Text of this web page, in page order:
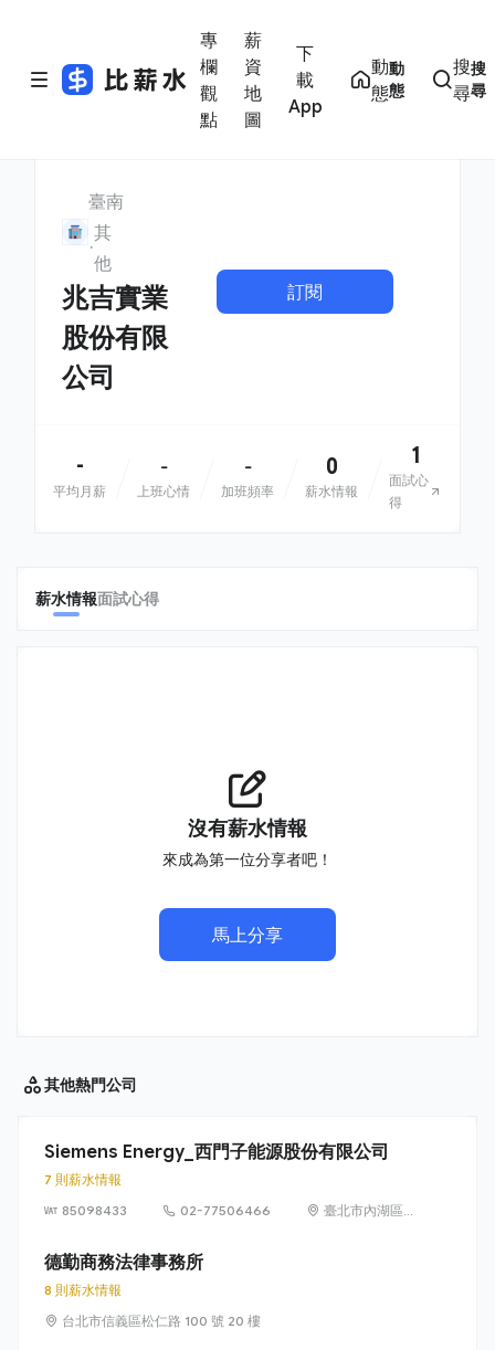
專
欄
觀
點
薪
資
地
圖
下
載
App
動
態
動
態
搜
尋
搜
尋
臺南
其
他
兆吉實業
股份有限
公司
訂閱
-
平均月薪
-
上班心情
-
加班頻率
0
薪水情報
1
面試心
得
薪水情報面試心得
沒有薪水情報
來成為第一位分享者吧！
馬上分享
其他熱門公司
Siemens Energy_西門子能源股份有限公司
7 則薪水情報
85098433
02-77506466
臺北市內湖區
德勤商務法律事務所
8 則薪水情報
台北市信義區松仁路 100 號 20 樓